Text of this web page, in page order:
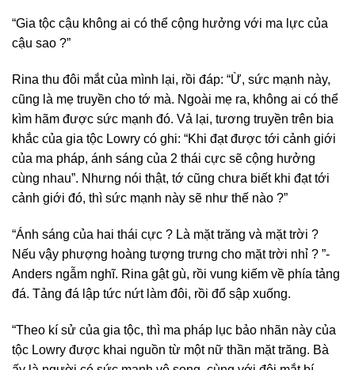
“Gia tộc cậu không ai có thể cộng hưởng với ma lực của
cậu sao ?”
Rina thu đôi mắt của mình lại, rồi đáp: “Ừ, sức mạnh này,
cũng là mẹ truyền cho tớ mà. Ngoài mẹ ra, không ai có thể
kìm hãm được sức mạnh đó. Vả lại, tương truyền trên bia
khắc của gia tộc Lowry có ghi: “Khi đạt được tới cảnh giới
của ma pháp, ánh sáng của 2 thái cực sẽ cộng hưởng
cùng nhau”. Nhưng nói thật, tớ cũng chưa biết khi đạt tới
cảnh giới đó, thì sức mạnh này sẽ như thế nào ?”
“Ánh sáng của hai thái cực ? Là mặt trăng và mặt trời ?
Nếu vậy phượng hoàng tượng trưng cho mặt trời nhỉ ? ”-
Anders ngẫm nghĩ. Rina gật gù, rồi vung kiếm về phía tảng
đá. Tảng đá lập tức nứt làm đôi, rồi đổ sập xuống.
“Theo kí sử của gia tộc, thì ma pháp lục bảo nhãn này của
tộc Lowry được khai nguồn từ một nữ thần mặt trăng. Bà